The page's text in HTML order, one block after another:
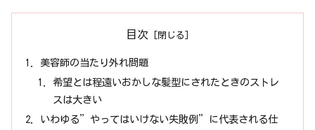
目次
美容師の当たり外れ問題
希望とは程遠いおかしな髪型にされたときのストレ
スは大きい
いわゆる”やってはいけない失敗例”に代表される仕